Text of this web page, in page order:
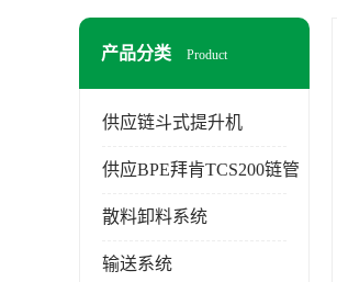
产品分类 Product
供应链斗式提升机
供应BPE拜肯TCS200链管
散料卸料系统
输送系统